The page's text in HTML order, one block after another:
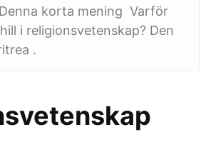
korta mening Varför
i religionsvetenskap? Den
.